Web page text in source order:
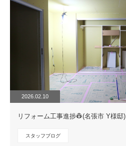
2026.02.10
リフォーム工事進捗👷(名張市 Y様邸)
スタッフブログ